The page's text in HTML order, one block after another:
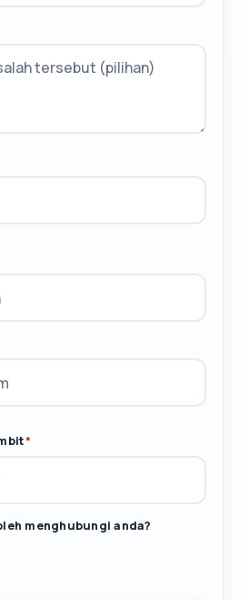
*
menghubungi anda?